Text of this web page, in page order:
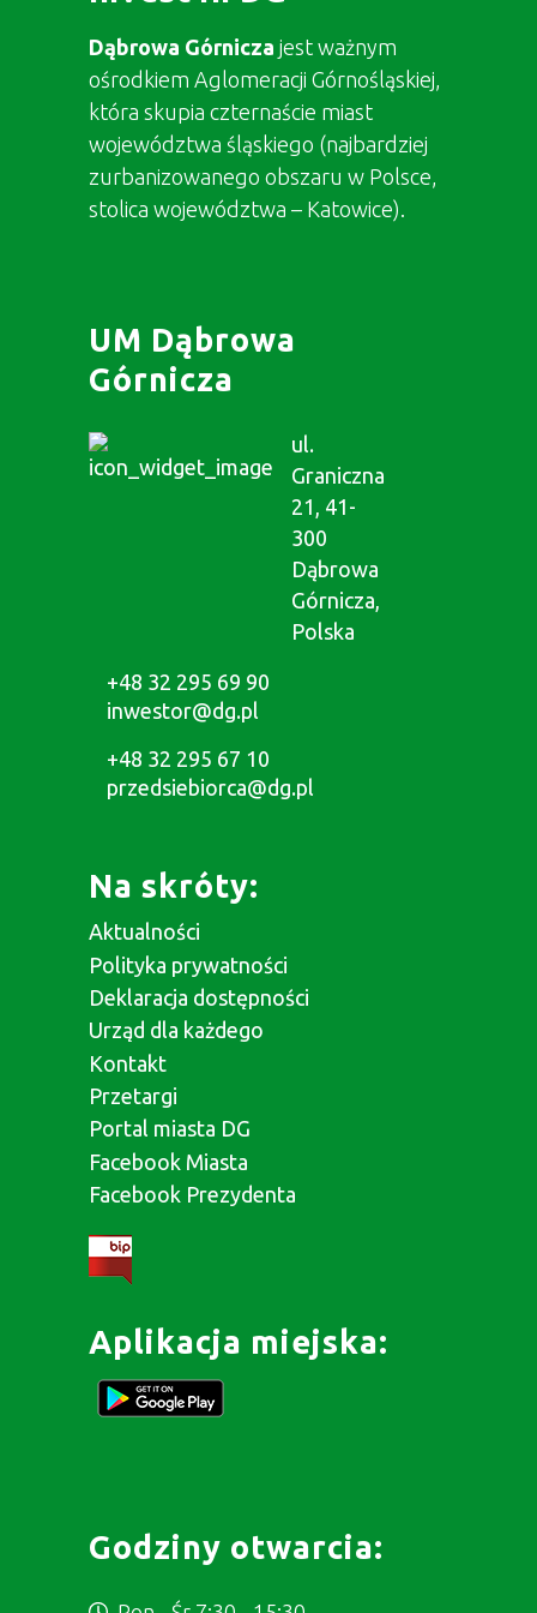
Dąbrowa Górnicza jest ważnym
ośrodkiem Aglomeracji Górnośląskiej,
która skupia czternaście miast
województwa śląskiego (najbardziej
zurbanizowanego obszaru w Polsce,
stolica województwa – Katowice).
UM Dąbrowa
Górnicza
ul.
Graniczna
21, 41-
300
Dąbrowa
Górnicza,
Polska
+48 32 295 69 90
inwestor@dg.pl
+48 32 295 67 10
przedsiebiorca@dg.pl
Na skróty:
Aktualności
Polityka prywatności
Deklaracja dostępności
Urząd dla każdego
Kontakt
Przetargi
Portal miasta DG
Facebook Miasta
Facebook Prezydenta
Aplikacja miejska:
Godziny otwarcia: